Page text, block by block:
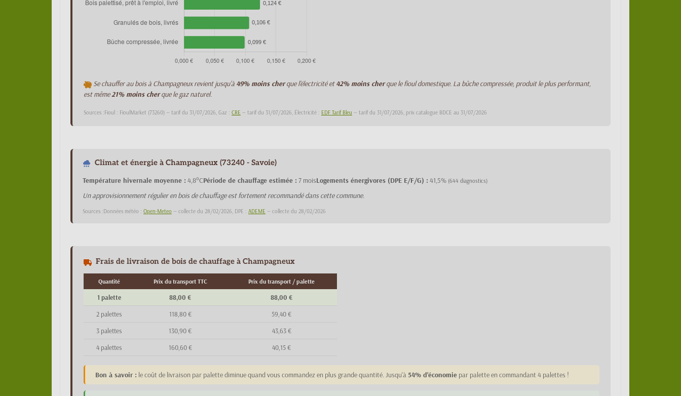
Se chauffer au bois à Champagneux revient jusqu'à 49% moins cherque l'électricité et42% moins cherque le fioul domestique. La bûche compressée, produit le plus performant,
est même21% moins cherque le gaz naturel.
Sources :Fioul : FioulMarket (73260) — tarif du 31/07/2026, Gaz : CRE — tarif du 31/07/2026, Électricité : EDF Tarif Bleu — tarif du 31/07/2026, prix catalogue BDCE au 31/07/2026
Climat et énergie à Champagneux (73240 - Savoie)
Température hivernale moyenne : 4,8°CPériode de chauffage estimée : 7 moisLogements énergivores (DPE E/F/G) : 41,5% (644 diagnostics)
Un approvisionnement régulier en bois de chauffage est fortement recommandé dans cette commune.
Sources :Données météo : Open-Meteo — collecte du 28/02/2026, DPE : ADEME — collecte du 28/02/2026
Frais de livraison de bois de chauffage à Champagneux
Quantité Prix du transport TTC Prix du transport / palette
1 palette 88,00 € 88,00 €
2 palettes 118,80 € 59,40 €
3 palettes 130,90 € 43,63 €
4 palettes 160,60 € 40,15 €
Bon à savoir : le coût de livraison par palette diminue quand vous commandez en plus grande quantité. Jusqu'à54% d'économie par palette en commandant 4 palettes !